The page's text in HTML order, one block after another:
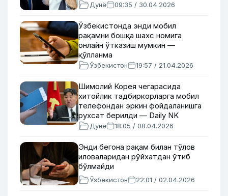
Дунё 09:35 / 30.04.2026
Ўзбекистонда энди мобил
рақамни бошқа шахс номига
онлайн ўтказиш мумкин —
қўлланма
Ўзбекистон 19:57 / 21.04.2026
Шимолий Корея чегарасида
хитойлик тадбиркорларга мобил
телефондан эркин фойдаланишга
рухсат берилди — Daily NK
Дунё 18:05 / 08.04.2026
Энди бегона рақам билан тўлов
иловаларидан рўйхатдан ўтиб
бўлмайди
Ўзбекистон 22:01 / 02.04.2026